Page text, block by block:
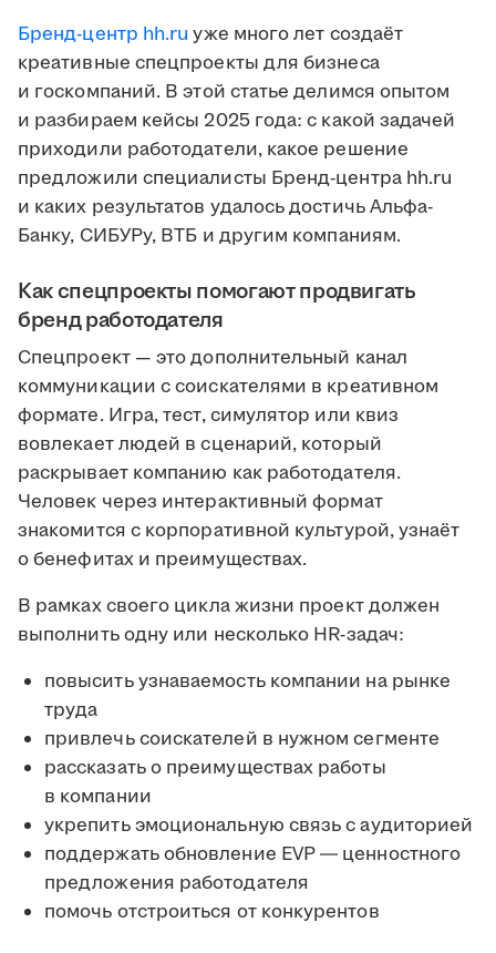
Бренд-центр hh.ru уже много лет создаёт
креативные спецпроекты для бизнеса
и госкомпаний. В этой статье делимся опытом
и разбираем кейсы 2025 года: с какой задачей
приходили работодатели, какое решение
предложили специалисты Бренд-центра hh.ru
и каких результатов удалось достичь Альфа-
Банку, СИБУРу, ВТБ и другим компаниям.
Как спецпроекты помогают продвигать
бренд работодателя
Спецпроект — это дополнительный канал
коммуникации с соискателями в креативном
формате. Игра, тест, симулятор или квиз
вовлекает людей в сценарий, который
раскрывает компанию как работодателя.
Человек через интерактивный формат
знакомится с корпоративной культурой, узнаёт
о бенефитах и преимуществах.
В рамках своего цикла жизни проект должен
выполнить одну или несколько HR-задач:
повысить узнаваемость компании на рынке
труда
привлечь соискателей в нужном сегменте
рассказать о преимуществах работы
в компании
укрепить эмоциональную связь с аудиторией
поддержать обновление EVP ― ценностного
предложения работодателя
помочь отстроиться от конкурентов